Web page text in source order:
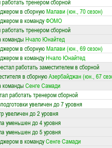
работать тренером сборной
в сборнуюМалави (юн., 70 сезон)
в командуФОМО
работать тренером сборной
команды Нчало Юнайтед
в сборнуюМалави (юн., 69 сезон)
в командуНчало Юнайтед
работать заместителем в сборной
в сборнуюАзербайджан (юн., 67
команды Сенге Самади
работать тренером сборной
увеличен до 7 уровня
увеличен до 2 уровня
уменьшен до 4 уровня
уменьшен до 5 уровня
в командуСенге Самади